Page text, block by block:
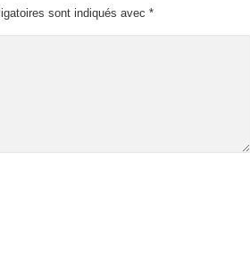
sont indiqués avec *